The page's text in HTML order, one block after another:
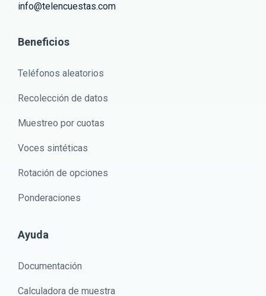
info@telencuestas.com
Beneficios
Teléfonos aleatorios
Recolección de datos
Muestreo por cuotas
Voces sintéticas
Rotación de opciones
Ponderaciones
Ayuda
Documentación
Calculadora de muestra